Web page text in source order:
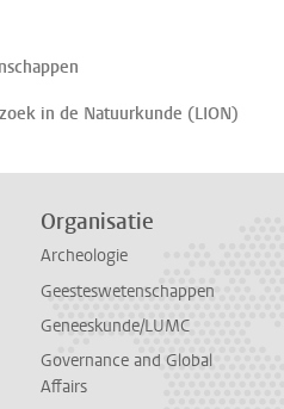
in de Natuurkunde (LION)
Organisatie
Archeologie
Geesteswetenschappen
Geneeskunde/LUMC
Governance and Global
Affairs